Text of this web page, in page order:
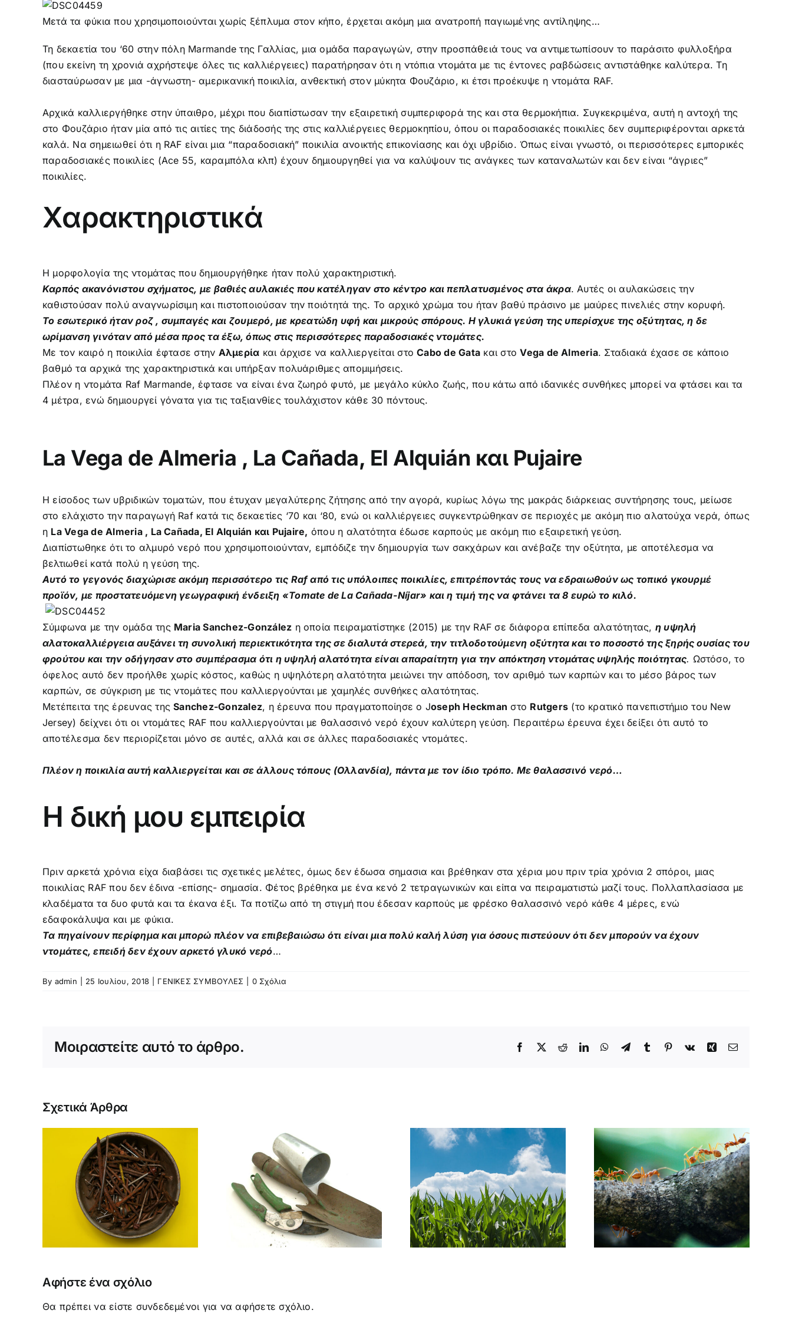
Μετά τα φύκια που χρησιμοποιούνται χωρίς ξέπλυμα στον κήπο, έρχεται ακόμη μια ανατροπή παγιωμένης αντίληψης…
Τη δεκαετία του ‘60 στην πόλη Marmande της Γαλλίας, μια ομάδα παραγωγών, στην προσπάθειά τους να αντιμετωπίσουν το παράσιτο φυλλοξήρα
(που εκείνη τη χρονιά αχρήστεψε όλες τις καλλιέργειες) παρατήρησαν ότι η ντόπια ντομάτα με τις έντονες ραβδώσεις αντιστάθηκε καλύτερα. Τη
διασταύρωσαν με μια -άγνωστη- αμερικανική ποικιλία, ανθεκτική στον μύκητα Φουζάριο, κι έτσι προέκυψε η ντομάτα RAF.
Αρχικά καλλιεργήθηκε στην ύπαιθρο, μέχρι που διαπίστωσαν την εξαιρετική συμπεριφορά της και στα θερμοκήπια. Συγκεκριμένα, αυτή η αντοχή της
στο Φουζάριο ήταν μία από τις αιτίες της διάδοσής της στις καλλιέργειες θερμοκηπίου, όπου οι παραδοσιακές ποικιλίες δεν συμπεριφέρονται αρκετά
καλά. Να σημειωθεί ότι η RAF είναι μια “παραδοσιακή” ποικιλία ανοικτής επικονίασης και όχι υβρίδιο. Όπως είναι γνωστό, οι περισσότερες εμπορικές
παραδοσιακές ποικιλίες (Ace 55, καραμπόλα κλπ) έχουν δημιουργηθεί για να καλύψουν τις ανάγκες των καταναλωτών και δεν είναι “άγριες”
ποικιλίες.
Χαρακτηριστικά
Η μορφολογία της ντομάτας που δημιουργήθηκε ήταν πολύ χαρακτηριστική.
Καρπός ακανόνιστου σχήματος, με βαθιές αυλακιές που κατέληγαν στο κέντρο και πεπλατυσμένος στα άκρα. Αυτές οι αυλακώσεις την
καθιστούσαν πολύ αναγνωρίσιμη και πιστοποιούσαν την ποιότητά της. Το αρχικό χρώμα του ήταν βαθύ πράσινο με μαύρες πινελιές στην κορυφή.
Το εσωτερικό ήταν ροζ , συμπαγές και ζουμερό, με κρεατώδη υφή και μικρούς σπόρους. Η γλυκιά γεύση της υπερίσχυε της οξύτητας, η δε
ωρίμανση γινόταν από μέσα προς τα έξω, όπως στις περισσότερες παραδοσιακές ντομάτες.
Με τον καιρό η ποικιλία έφτασε στην Αλμερία και άρχισε να καλλιεργείται στοCabo de Gata και στοVega de Almeria. Σταδιακά έχασε σε κάποιο
βαθμό τα αρχικά της χαρακτηριστικά και υπήρξαν πολυάριθμες απομιμήσεις.
Πλέον η ντομάτα Raf Marmande, έφτασε να είναι ένα ζωηρό φυτό, με μεγάλο κύκλο ζωής, που κάτω από ιδανικές συνθήκες μπορεί να φτάσει και τα
4 μέτρα, ενώ δημιουργεί γόνατα για τις ταξιανθίες τουλάχιστον κάθε 30 πόντους.
La Vega de Almeria , La Cañada, El Alquián και Pujaire
Η είσοδος των υβριδικών τοματών, που έτυχαν μεγαλύτερης ζήτησης από την αγορά, κυρίως λόγω της μακράς διάρκειας συντήρησης τους, μείωσε
στο ελάχιστο την παραγωγή Raf κατά τις δεκαετίες ‘70 και ‘80, ενώ οι καλλιέργειες συγκεντρώθηκαν σε περιοχές με ακόμη πιο αλατούχα νερά, όπως
η La Vega de Almeria , La Cañada, El Alquián και Pujaire, όπου η αλατότητα έδωσε καρπούς με ακόμη πιο εξαιρετική γεύση.
Διαπίστωθηκε ότι το αλμυρό νερό που χρησιμοποιούνταν, εμπόδιζε την δημιουργία των σακχάρων και ανέβαζε την οξύτητα, με αποτέλεσμα να
βελτιωθεί κατά πολύ η γεύση της.
Αυτό το γεγονός διαχώρισε ακόμη περισσότερο τις Raf από τις υπόλοιπες ποικιλίες, επιτρέποντάς τους να εδραιωθούν ως τοπικό γκουρμέ
προϊόν, με προστατευόμενη γεωγραφική ένδειξη «Tomate de La Cañada-Níjar» και η τιμή της να φτάνει τα 8 ευρώ το κιλό.
Σύμφωνα με την ομάδα της Maria Sanchez-González η οποία πειραματίστηκε (2015) με την RAF σε διάφορα επίπεδα αλατότητας, η υψηλή
αλατοκαλλιέργεια αυξάνει τη συνολική περιεκτικότητα της σε διαλυτά στερεά, την τιτλοδοτούμενη οξύτητα και το ποσοστό της ξηρής ουσίας του
φρούτου και την οδήγησαν στο συμπέρασμα ότι η υψηλή αλατότητα είναι απαραίτητη για την απόκτηση ντομάτας υψηλής ποιότητας. Ωστόσο, το
όφελος αυτό δεν προήλθε χωρίς κόστος, καθώς η υψηλότερη αλατότητα μειώνει την απόδοση, τον αριθμό των καρπών και το μέσο βάρος των
καρπών, σε σύγκριση με τις ντομάτες που καλλιεργούνται με χαμηλές συνθήκες αλατότητας.
Μετέπειτα της έρευνας τηςSanchez-Gonzalez, η έρευνα που πραγματοποίησε ο Joseph Heckman στο Rutgers (το κρατικό πανεπιστήμιο του New
Jersey) δείχνει ότι οι ντομάτες RAF που καλλιεργούνται με θαλασσινό νερό έχουν καλύτερη γεύση. Περαιτέρω έρευνα έχει δείξει ότι αυτό το
αποτέλεσμα δεν περιορίζεται μόνο σε αυτές, αλλά και σε άλλες παραδοσιακές ντομάτες.
Πλέον η ποικιλία αυτή καλλιεργείται και σε άλλους τόπους (Ολλανδία), πάντα με τον ίδιο τρόπο. Με θαλασσινό νερό…
Η δική μου εμπειρία
Πριν αρκετά χρόνια είχα διαβάσει τις σχετικές μελέτες, όμως δεν έδωσα σημασια και βρέθηκαν στα χέρια μου πριν τρία χρόνια 2 σπόροι, μιας
ποικιλίας RAF που δεν έδινα -επίσης- σημασία. Φέτος βρέθηκα με ένα κενό 2 τετραγωνικών και είπα να πειραματιστώ μαζί τους. Πολλαπλασίασα με
κλαδέματα τα δυο φυτά και τα έκανα έξι. Τα ποτίζω από τη στιγμή που έδεσαν καρπούς με φρέσκο θαλασσινό νερό κάθε 4 μέρες, ενώ
εδαφοκάλυψα και με φύκια.
Τα πηγαίνουν περίφημα και μπορώ πλέον να επιβεβαιώσω ότι είναι μια πολύ καλή λύση για όσους πιστεύουν ότι δεν μπορούν να έχουν
ντομάτες, επειδή δεν έχουν αρκετό γλυκό νερό…
By admin 25 Ιουλίου, 2018 ΓΕΝΙΚΕΣ ΣΥΜΒΟΥΛΕΣ 0 Σχόλια
Μοιραστείτε αυτό το άρθρο. Facebook
X RedditLinkedInWhatsApp
TelegramTumblr Pinterest
Vk Xing Email
Σχετικά Άρθρα
ΠΩΣ ΚΑΙ ΓΙΑΤΙ
ΚΑΘΑΡΙΖΟΥΜΕ ΚΑΙ
ΑΠΟΛΥΜΑΙΝΟΥΜΕ
ΕΡΓΑΛΕΙΑ ΚΑΙ
ΦΥΤΟΔΟΧΕΙΑ ΤΗΣ
ΚΗΠΟΥΡΙΚΗΣ
ΟΙ ΓΕΝΕΤΙΚΑ
ΤΡΟΠΟΠΟΙΗΜΕΝΕΣ
ΚΑΛΛΙΕΡΓΕΙΕΣ
(GMO) ΣΗΜΕΡΑ
ΜΥΡΜΗΓΚΙΑ /
ΩΦΕΛΗΜΑ Η
ΕΠΙΒΛΑΒΗ;
Ο ΜΥΘΟΣ ΤΩΝ
ΣΚΟΥΡΙΑΣΜΕΝΩΝ
ΚΑΡΦΙΩΝ
Αφήστε ένα σχόλιο
Θα πρέπει να είστε συνδεδεμένοιγια να αφήσετε σχόλιο.